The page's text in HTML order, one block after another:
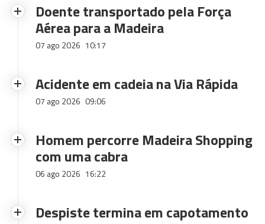
Doente transportado pela Força
Aérea para a Madeira
07 ago 2026 10:17
Acidente em cadeia na Via Rápida
07 ago 2026 09:06
Homem percorre Madeira Shopping
com uma cabra
06 ago 2026 16:22
Despiste termina em capotamento